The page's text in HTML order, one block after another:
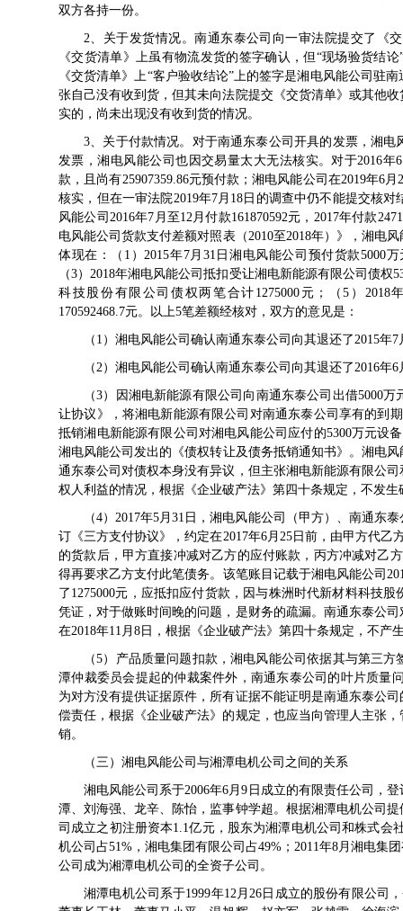
双方各持一份。
2、关于发货情况。南通东泰公司向一审法院提交了《
《交货清单》上虽有物流发货的签字确认，但“现场验货结
《交货清单》上“客户验收结论”上的签字是湘电风能公司驻
张自己没有收到货，但其未向法院提交《交货清单》或其他
实的，尚未出现没有收到货的情况。
3、关于付款情况。对于南通东泰公司开具的发票，湘
发票，湘电风能公司也因交易量太大无法核实。对于2016
款，且尚有25907359.86元预付款；湘电风能公司在2019年6
核实，但在一审法院2019年7月18日的调查中仍不能提交核
风能公司2016年7月至12月付款161870592元，2017年付款
电风能公司货款支付差额对照表（2010至2018年）》，湘电
体现在：（1）2015年7月31日湘电风能公司预付货款5000
（3）2018年湘电风能公司抵扣受让湘电新能源有限公司债
科技股份有限公司债权两笔合计1275000元；（5）
170592468.7元。以上5笔差额经核对，双方的意见是：
（1）湘电风能公司确认南通东泰公司向其退还了2015年
（2）湘电风能公司确认南通东泰公司向其退还了2016年
（3）因湘电新能源有限公司向南通东泰公司出借5000
让协议》，将湘电新能源有限公司对南通东泰公司享有的到
抵销湘电新能源有限公司对湘电风能公司应付的5300万元设
湘电风能公司发出的《债权转让及债务抵销通知书》。湘电
通东泰公司对债权本身没有异议，但主张湘电新能源有限公
权人利益的情况，根据《企业破产法》第四十条规定，不发生
（4）2017年5月31日，湘电风能公司（甲方）、南通东
订《三方支付协议》，约定在2017年6月25日前，由甲方代
的货款后，甲方直接冲减对乙方的应付账款，丙方冲减对乙
得再要求乙方支付此笔债务。该笔账目记载于湘电风能公司
了1275000元，应抵扣应付货款，因与株洲时代新材料科技
凭证，对于做账时间晚的问题，是财务的疏漏。南通东泰公
在2018年11月8日，根据《企业破产法》第四十条规定，不产
（5）产品质量问题扣款，湘电风能公司依据其与第三
潭仲裁委员会提起的仲裁案件外，南通东泰公司的叶片质量
为对方没有提供证据原件，所有证据不能证明是南通东泰公
偿责任，根据《企业破产法》的规定，也应当向管理人主张
销。
（三）湘电风能公司与湘潭电机公司之间的关系
湘电风能公司系于2006年6月9日成立的有限责任公司，
潭、刘海强、龙辛、陈怡，监事钟学超。根据湘潭电机公司
司成立之初注册资本1.1亿元，股东为湘潭电机公司和株式会
机公司占51%，湘电集团有限公司占49%；2011年8月湘电集
公司成为湘潭电机公司的全资子公司。
湘潭电机公司系于1999年12月26日成立的股份有限公司